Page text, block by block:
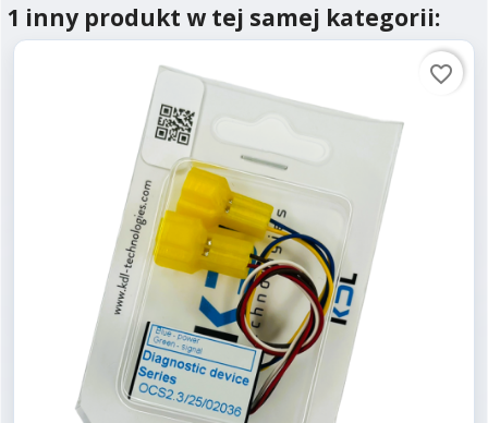
1 inny produkt w tej samej kategorii:
favorite_border